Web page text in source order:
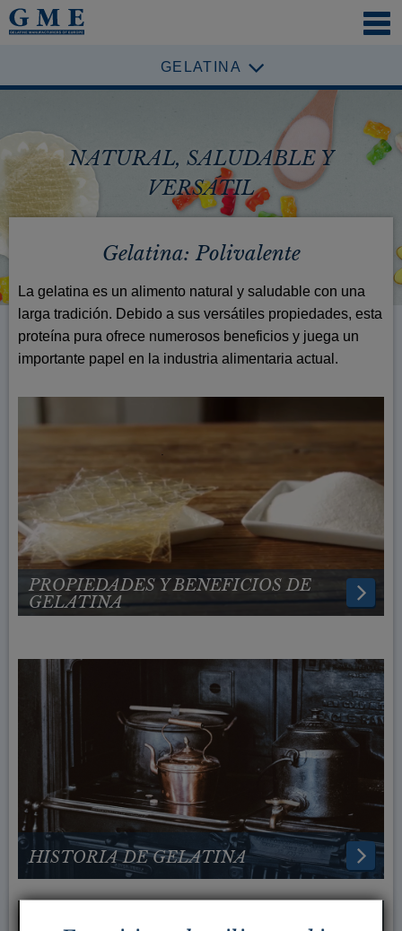
GELATINA
NATURAL, SALUDABLE Y
VERSÁTIL
Gelatina: Polivalente
La gelatina es un alimento natural y saludable con una
larga tradición. Debido a sus versátiles propiedades, esta
proteína pura ofrece numerosos beneficios y juega un
importante papel en la industria alimentaria actual.
PROPIEDADES Y BENEFICIOS DE
GELATINA
HISTORIA DE GELATINA